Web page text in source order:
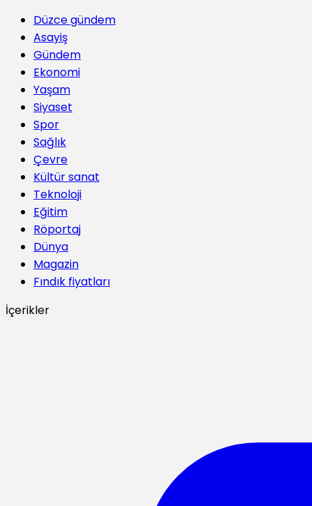
Düzce gündem
Asayiş
Gündem
Ekonomi
Yaşam
Siyaset
Spor
Sağlık
Çevre
Kültür sanat
Teknoloji
Eğitim
Röportaj
Dünya
Magazin
Fındık fiyatları
İçerikler